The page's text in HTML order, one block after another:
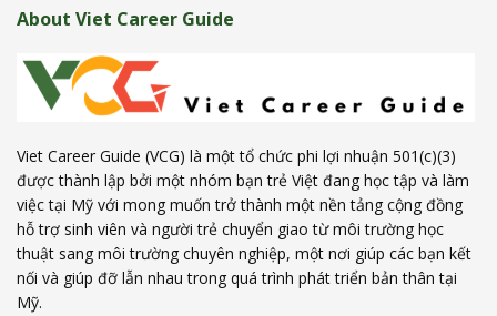
About Viet Career Guide
Viet Career Guide (VCG) là một tổ chức phi lợi nhuận 501(c)(3)
được thành lập bởi một nhóm bạn trẻ Việt đang học tập và làm
việc tại Mỹ với mong muốn trở thành một nền tảng cộng đồng
hỗ trợ sinh viên và người trẻ chuyển giao từ môi trường học
thuật sang môi trường chuyên nghiệp, một nơi giúp các bạn kết
nối và giúp đỡ lẫn nhau trong quá trình phát triển bản thân tại
Mỹ.